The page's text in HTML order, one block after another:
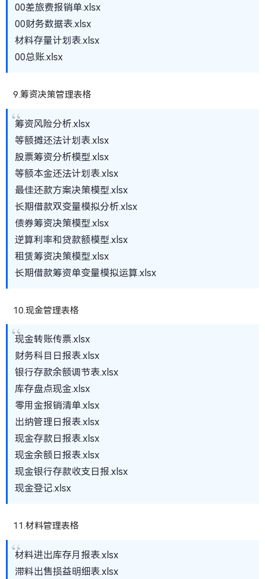
00差旅费报销单.xlsx
00财务数据表.xlsx
材料存量计划表.xlsx
00总账.xlsx
9.筹资决策管理表格
筹资风险分析.xlsx
等额摊还法计划表.xlsx
股票筹资分析模型.xlsx
等额本金还法计划表.xlsx
最佳还款方案决策模型.xlsx
长期借款双变量模拟分析.xlsx
债券筹资决策模型.xlsx
逆算利率和贷款额模型.xlsx
租赁筹资决策模型.xlsx
长期借款筹资单变量模拟运算.xlsx
10.现金管理表格
现金转账传票.xlsx
财务科目日报表.xlsx
银行存款余额调节表.xlsx
库存盘点现金.xlsx
零用金报销清单.xlsx
出纳管理日报表.xlsx
现金存款日报表.xlsx
现金余额日报表.xlsx
现金银行存款收支日报.xlsx
现金登记.xlsx
11.材料管理表格
材料进出库存月报表.xlsx
滞料出售损益明细表.xlsx